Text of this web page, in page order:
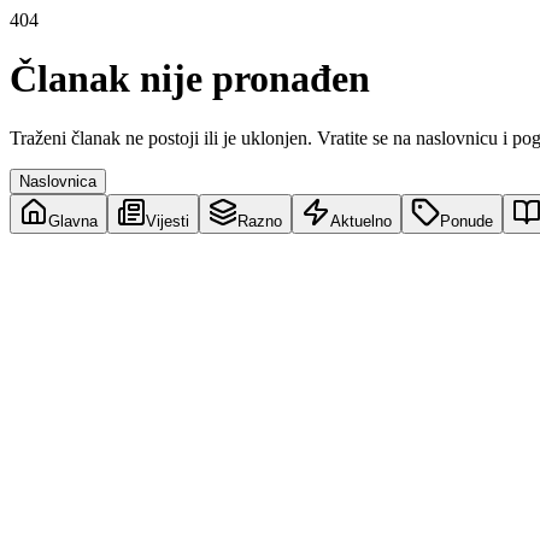
404
Članak nije pronađen
Traženi članak ne postoji ili je uklonjen. Vratite se na naslovnicu i
Naslovnica
Glavna Vijesti Razno Aktuelno Ponude